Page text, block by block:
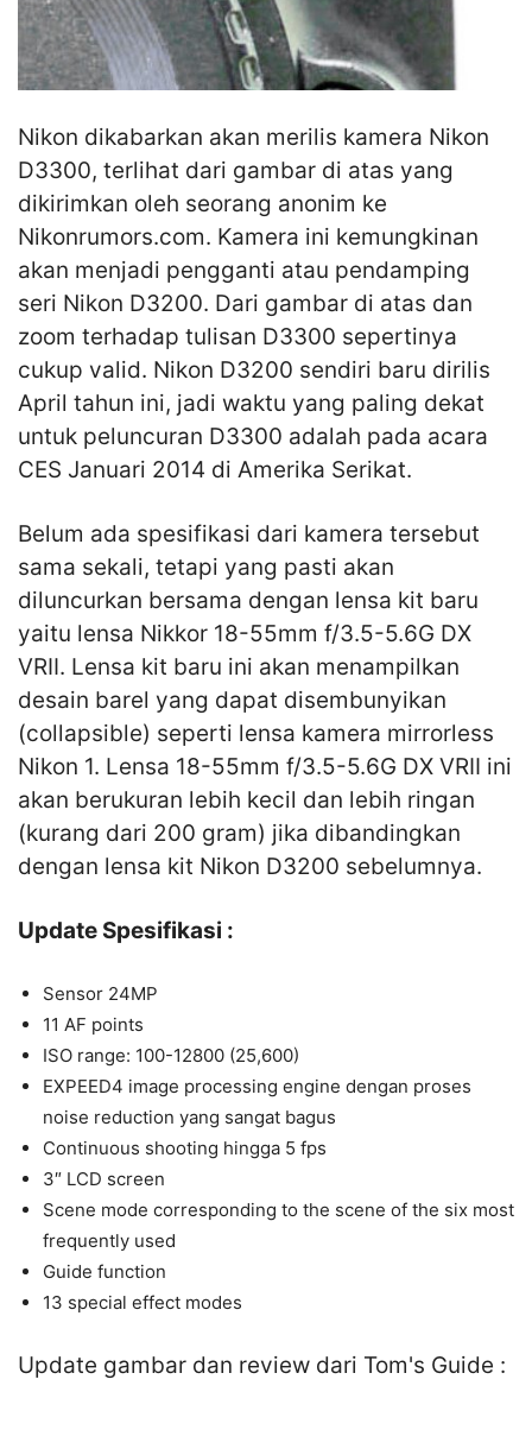
Nikon dikabarkan akan merilis kamera Nikon
D3300, terlihat dari gambar di atas yang
dikirimkan oleh seorang anonim ke
Nikonrumors.com. Kamera ini kemungkinan
akan menjadi pengganti atau pendamping
seri Nikon D3200. Dari gambar di atas dan
zoom terhadap tulisan D3300 sepertinya
cukup valid. Nikon D3200 sendiri baru dirilis
April tahun ini, jadi waktu yang paling dekat
untuk peluncuran D3300 adalah pada acara
CES Januari 2014 di Amerika Serikat.
Belum ada spesifikasi dari kamera tersebut
sama sekali, tetapi yang pasti akan
diluncurkan bersama dengan lensa kit baru
yaitu lensa Nikkor 18-55mm f/3.5-5.6G DX
VRII. Lensa kit baru ini akan menampilkan
desain barel yang dapat disembunyikan
(collapsible) seperti lensa kamera mirrorless
Nikon 1. Lensa 18-55mm f/3.5-5.6G DX VRII ini
akan berukuran lebih kecil dan lebih ringan
(kurang dari 200 gram) jika dibandingkan
dengan lensa kit Nikon D3200 sebelumnya.
Update Spesifikasi :
Sensor 24MP
11 AF points
ISO range: 100-12800 (25,600)
EXPEED4 image processing engine dengan proses
noise reduction yang sangat bagus
Continuous shooting hingga 5 fps
3″ LCD screen
Scene mode corresponding to the scene of the six most
frequently used
Guide function
13 special effect modes
Update gambar dan review dari Tom's Guide :